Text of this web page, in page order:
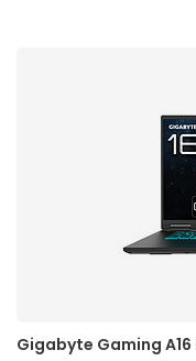
Gigabyte Gaming A16